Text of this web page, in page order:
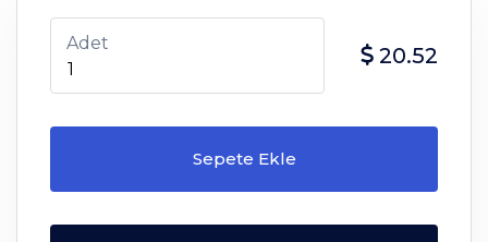
Adet 20.52
Sepete Ekle